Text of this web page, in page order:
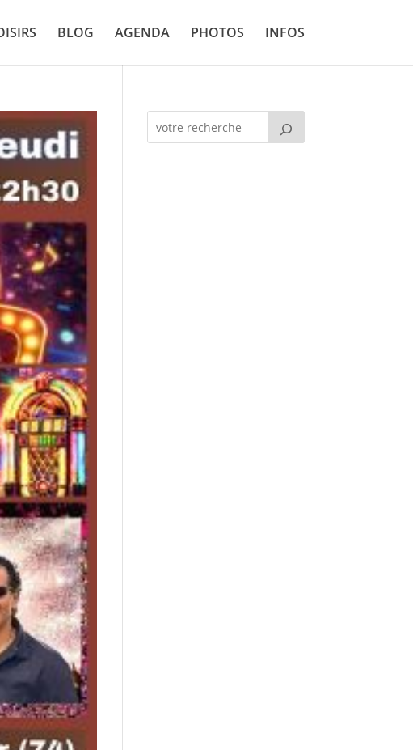
BLOG AGENDA PHOTOS INFOS